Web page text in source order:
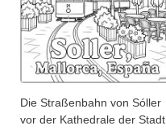
Die Straßenbahn von Sóller
vor der Kathedrale der Stadt